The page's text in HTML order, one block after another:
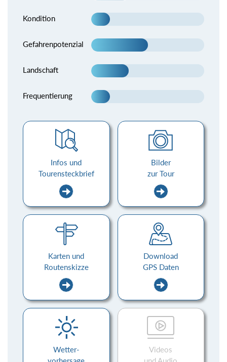
Kondition
Gefahrenpotenzial
Landschaft
Frequentierung
Infos und
Tourensteckbrief
Bilder
zur Tour
Karten und
Routenskizze
Download
GPS Daten
Wetter-
Videos